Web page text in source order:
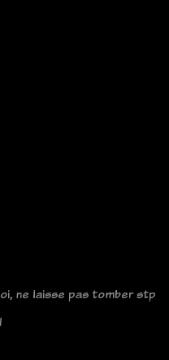
ne laisse pas tomber stp